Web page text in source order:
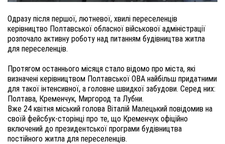
Одразу після першої, лютневої, хвилі переселенців
керівництво Полтавської обласної військової адміністрації
розпочало активну роботу над питанням будівництва житла
для переселенців.
Протягом останнього місяця стало відомо про міста, які
визначені керівництвом Полтавської ОВА найбільш придатними
для такої інтенсивної, а головне швидкої забудови. Серед них:
Полтава, Кременчук, Миргород та Лубни.
Вже 24 квітня міський голова Віталій Малецький повідомив на
своїй фейсбук-сторінці про те, що Кременчук офіційно
включений до президентської програми будівництва
постійного житла для переселенців.